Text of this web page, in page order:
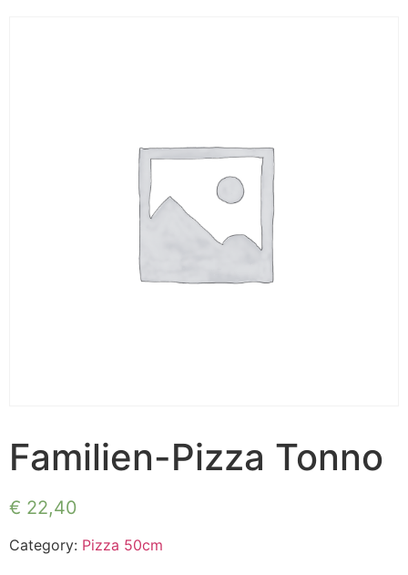
Familien-Pizza Tonno
€ 22,40
Category: Pizza 50cm